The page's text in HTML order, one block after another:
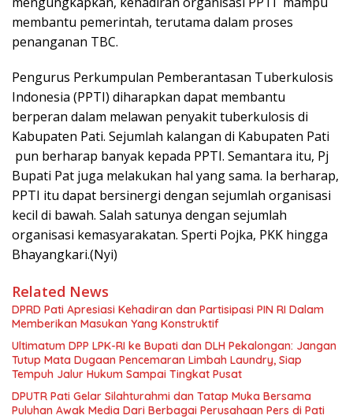
membantu pemerintah, terutama dalam proses
penanganan TBC.
Pengurus Perkumpulan Pemberantasan Tuberkulosis
Indonesia (PPTI) diharapkan dapat membantu
berperan dalam melawan penyakit tuberkulosis di
Kabupaten Pati. Sejumlah kalangan di Kabupaten Pati
pun berharap banyak kepada PPTI. Semantara itu, Pj
Bupati Pat juga melakukan hal yang sama. Ia berharap,
PPTI itu dapat bersinergi dengan sejumlah organisasi
kecil di bawah. Salah satunya dengan sejumlah
organisasi kemasyarakatan. Sperti Pojka, PKK hingga
Bhayangkari.(Nyi)
Related News
DPRD Pati Apresiasi Kehadiran dan Partisipasi PIN RI Dalam
Memberikan Masukan Yang Konstruktif
Ultimatum DPP LPK-RI ke Bupati dan DLH Pekalongan: Jangan
Tutup Mata Dugaan Pencemaran Limbah Laundry, Siap
Tempuh Jalur Hukum Sampai Tingkat Pusat
DPUTR Pati Gelar Silahturahmi dan Tatap Muka Bersama
Puluhan Awak Media Dari Berbagai Perusahaan Pers di Pati